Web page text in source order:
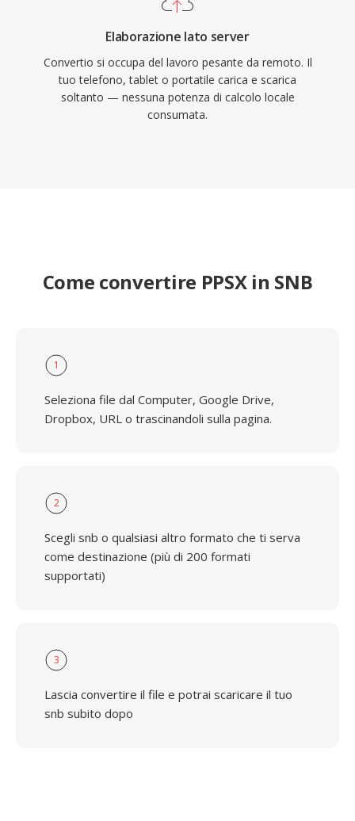
Elaborazione lato server
Convertio si occupa del lavoro pesante da remoto. Il
tuo telefono, tablet o portatile carica e scarica
soltanto — nessuna potenza di calcolo locale
consumata.
Come convertire PPSX in SNB
1
Seleziona file dal Computer, Google Drive,
Dropbox, URL o trascinandoli sulla pagina.
2
Scegli snb o qualsiasi altro formato che ti serva
come destinazione (più di 200 formati
supportati)
3
Lascia convertire il file e potrai scaricare il tuo
snb subito dopo